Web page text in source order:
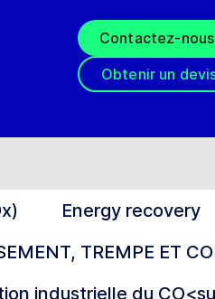
Contactez-nous
Obtenir un
Energy recovery
TREMPE ET
industrielle du